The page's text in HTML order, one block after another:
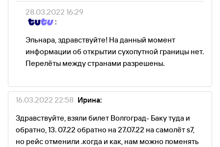
28.03.2022 16:29
:
Эльнара, здравствуйте! На данный момент
информации об открытии сухопутной границы нет.
Перелёты между странами разрешены.
16.03.2022 22:58 Ирина:
Здравствуйте, взяли билет Волгоград- Баку туда и
обратно, 13. 07.22 обратно на 27.07.22 на самолёт s7,
но рейс отменили .когда и как, нам можно поменять